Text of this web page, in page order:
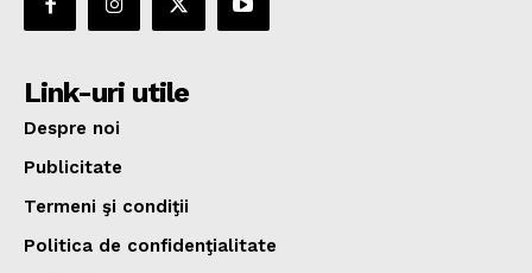
Link-uri utile
Despre noi
Publicitate
Termeni şi condiţii
Politica de confidenţialitate